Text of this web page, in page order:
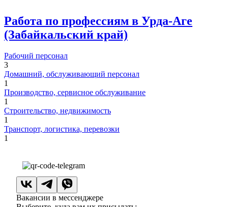
Работа по профессиям в Урда-Аге
(Забайкальский край)
Рабочий персонал
3
Домашний, обслуживающий персонал
1
Производство, сервисное обслуживание
1
Строительство, недвижимость
1
Транспорт, логистика, перевозки
1
Вакансии в мессенджере